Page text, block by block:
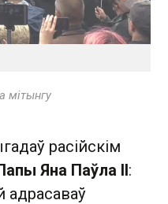
мітынгу
расійскім
Яна Паўла II:
адрасаваў